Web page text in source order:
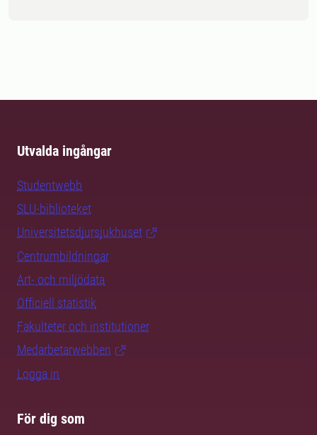
Utvalda ingångar
Studentwebb
SLU-biblioteket
Universitetsdjursjukhuset
Centrumbildningar
Art- och miljödata
Officiell statistik
Fakulteter och institutioner
Medarbetarwebben
Logga in
För dig som